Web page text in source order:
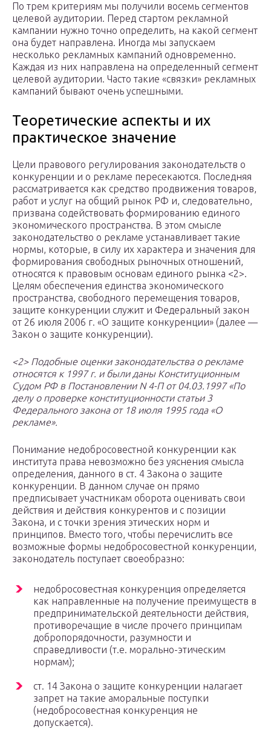
По трем критериям мы получили восемь сегментов
целевой аудитории. Перед стартом рекламной
кампании нужно точно определить, на какой сегмент
она будет направлена. Иногда мы запускаем
несколько рекламных кампаний одновременно.
Каждая из них направлена на определенный сегмент
целевой аудитории. Часто такие «связки» рекламных
кампаний бывают очень успешными.
Теоретические аспекты и их
практическое значение
Цели правового регулирования законодательств о
конкуренции и о рекламе пересекаются. Последняя
рассматривается как средство продвижения товаров,
работ и услуг на общий рынок РФ и, следовательно,
призвана содействовать формированию единого
экономического пространства. В этом смысле
законодательство о рекламе устанавливает такие
нормы, которые, в силу их характера и значения для
формирования свободных рыночных отношений,
относятся к правовым основам единого рынка <2>.
Целям обеспечения единства экономического
пространства, свободного перемещения товаров,
защите конкуренции служит и Федеральный закон
от 26 июля 2006 г. «О защите конкуренции» (далее —
Закон о защите конкуренции).
<2> Подобные оценки законодательства о рекламе
относятся к 1997 г. и были даны Конституционным
Судом РФ в Постановлении N 4-П от 04.03.1997 «По
делу о проверке конституционности статьи 3
Федерального закона от 18 июля 1995 года «О
рекламе».
Понимание недобросовестной конкуренции как
института права невозможно без уяснения смысла
определения, данного в ст. 4 Закона о защите
конкуренции. В данном случае он прямо
предписывает участникам оборота оценивать свои
действия и действия конкурентов и с позиции
Закона, и с точки зрения этических норм и
принципов. Вместо того, чтобы перечислить все
возможные формы недобросовестной конкуренции,
законодатель поступает своеобразно:
недобросовестная конкуренция определяется
как направленные на получение преимуществ в
предпринимательской деятельности действия,
противоречащие в числе прочего принципам
добропорядочности, разумности и
справедливости (т.е. морально-этическим
нормам);
ст. 14 Закона о защите конкуренции налагает
запрет на такие аморальные поступки
(недобросовестная конкуренция не
допускается).